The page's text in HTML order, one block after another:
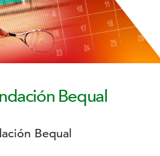
Bequal